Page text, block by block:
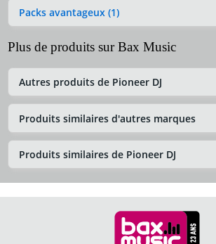
Packs avantageux (1)
Plus de produits sur Bax Music
Autres produits de Pioneer DJ
Produits similaires d'autres marques
Produits similaires de Pioneer DJ